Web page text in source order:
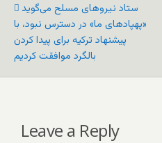
ستاد نیروهای مسلح می‌گوید
«پهپادهای ما» در دسترس نبود، با
پیشنهاد ترکیه برای پیدا کردن
بالگرد موافقت کردیم
Leave a Reply